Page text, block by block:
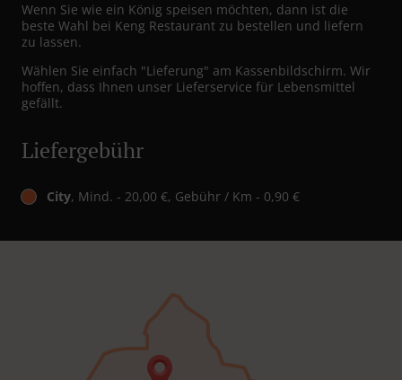
Wenn Sie wie ein König speisen möchten, dann ist die
beste Wahl bei Keng Restaurant zu bestellen und liefern
zu lassen.
Wählen Sie einfach "Lieferung" am Kassenbildschirm. Wir
hoffen, dass Ihnen unser Lieferservice für Lebensmittel
gefällt.
Liefergebühr
City, Mind. - 20,00 €, Gebühr / Km - 0,90 €